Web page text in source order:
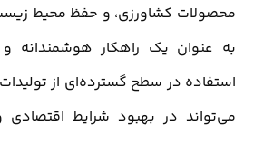
محصولات کشاورزی، و حفظ محیط
به عنوان یک راهکار هوشمندانه و
استفاده در سطح گسترده‌ای از
می‌تواند در بهبود شرایط